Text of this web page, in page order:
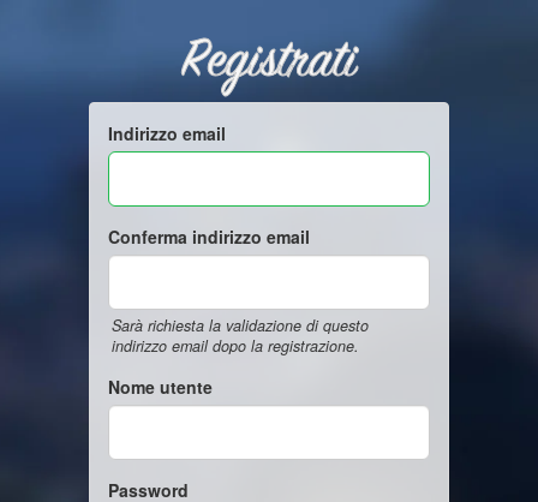
Registrati
Indirizzo email
Conferma indirizzo email
Sarà richiesta la validazione di questo
indirizzo email dopo la registrazione.
Nome utente
Password